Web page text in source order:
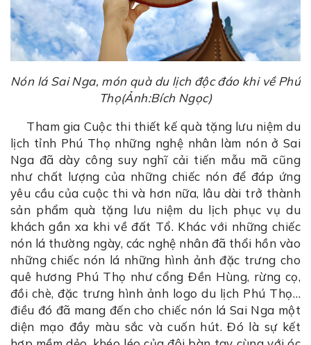
Nón lá Sai Nga, món quà du lịch độc đáo khi về Phú
Thọ(Ảnh:Bích Ngọc)
Tham gia Cuộc thi thiết kế quà tặng lưu niệm du
lịch tỉnh Phú Thọ những nghệ nhân làm nón ở Sai
Nga đã dày công suy nghĩ cải tiến mẫu mã cũng
như chất lượng của những chiếc nón để đáp ứng
yêu cầu của cuộc thi và hơn nữa, lâu dài trở thành
sản phẩm quà tặng lưu niệm du lịch phục vụ du
khách gần xa khi về đất Tổ. Khác với những chiếc
nón lá thường ngày, các nghệ nhân đã thổi hồn vào
những chiếc nón lá những hình ảnh đặc trưng cho
quê hương Phú Thọ như cổng Đền Hùng, rừng cọ,
đồi chè, đặc trưng hình ảnh logo du lịch Phú Thọ…
điều đó đã mang đến cho chiếc nón lá Sai Nga một
diện mạo đầy màu sắc và cuốn hút. Đó là sự kết